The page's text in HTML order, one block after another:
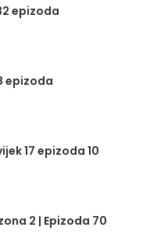
epizoda
epizoda
17 epizoda 10
2 | Epizoda 70